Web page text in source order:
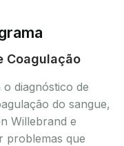
Coagulação
diagnóstico de
do sangue,
Willebrand e
problemas que